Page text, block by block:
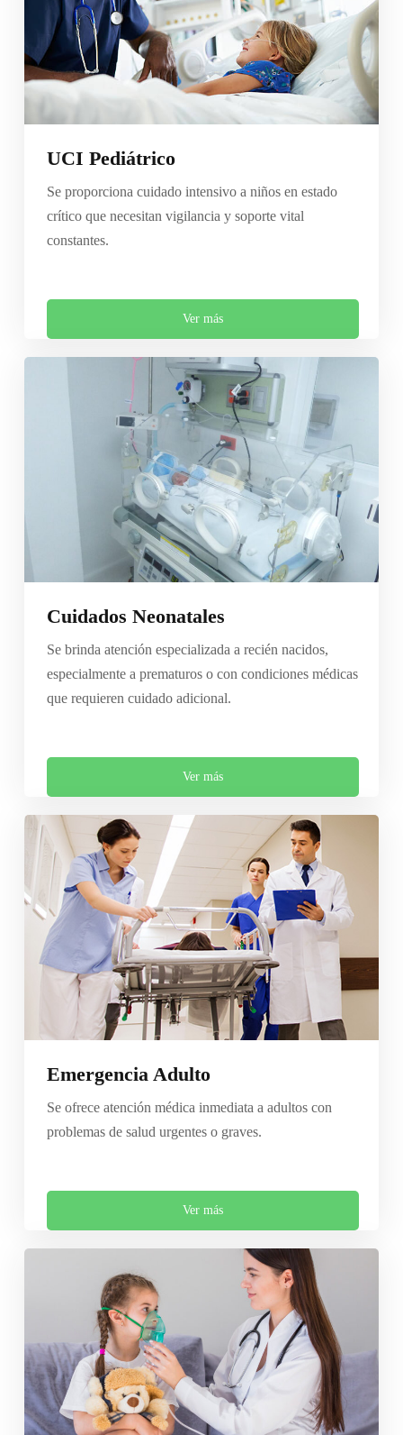
UCI Pediátrico
Se proporciona cuidado intensivo a niños en estado
crítico que necesitan vigilancia y soporte vital
constantes.
Ver más
Cuidados Neonatales
Se brinda atención especializada a recién nacidos,
especialmente a prematuros o con condiciones médicas
que requieren cuidado adicional.
Ver más
Emergencia Adulto
Se ofrece atención médica inmediata a adultos con
problemas de salud urgentes o graves.
Ver más